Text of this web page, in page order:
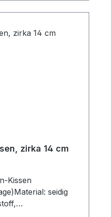
zirka 14 cm
Kissen
seidig